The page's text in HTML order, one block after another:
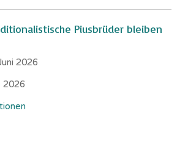
Piusbrüder bleiben
2026
2026